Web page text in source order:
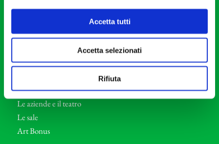
Accetta tutti
Accetta selezionati
Rifiuta
Orchestra I Pomeriggi Musicali
Direttore Artistico
Professori d’Orchestra
Eventi Corporate
Le aziende e il teatro
Le sale
Art Bonus